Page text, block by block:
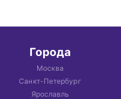
Города
Москва
Санкт-Петербург
Ярославль